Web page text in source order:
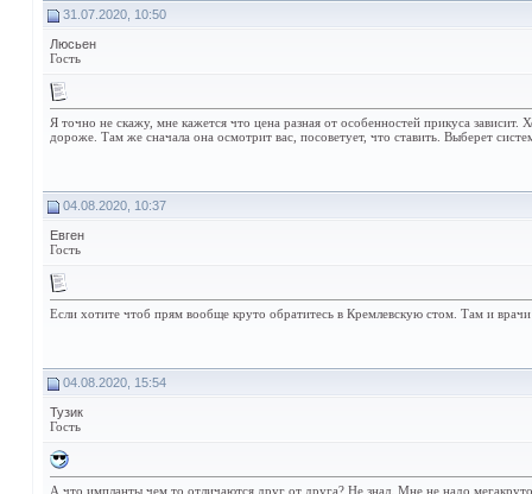
31.07.2020, 10:50
Люсьен
Гость
Я точно не скажу, мне кажется что цена разная от особенностей прикуса
дороже. Там же сначала она осмотрит вас, посоветует, что ставить. Выберет
04.08.2020, 10:37
Евген
Гость
Если хотите чтоб прям вообще круто обратитесь в Кремлевскую стом. Там и
04.08.2020, 15:54
Тузик
Гость
А что импланты чем то отличаются друг от друга? Не знал. Мне не надо